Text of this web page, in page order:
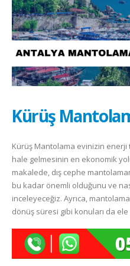
Kürüş
Kürüş Mantolama evinizin
hale gelmesinin en ekonomik
makalede, dış cephe
bu kadar önemli olduğunu ve
inceleyeceğiz. Ayrıca,
dönüş süresi gibi konuları da ele